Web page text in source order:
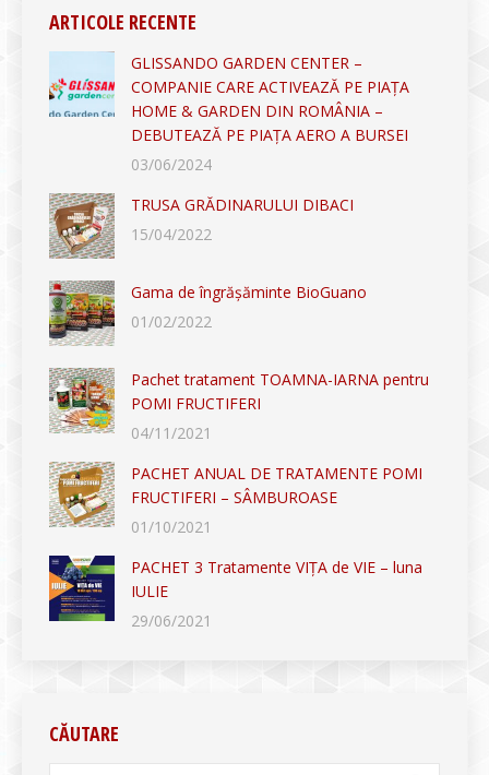
ARTICOLE RECENTE
GLISSANDO GARDEN CENTER –
COMPANIE CARE ACTIVEAZĂ PE PIAȚA
HOME & GARDEN DIN ROMÂNIA –
DEBUTEAZĂ PE PIAȚA AERO A BURSEI
03/06/2024
TRUSA GRĂDINARULUI DIBACI
15/04/2022
Gama de îngrășăminte BioGuano
01/02/2022
Pachet tratament TOAMNA-IARNA pentru
POMI FRUCTIFERI
04/11/2021
PACHET ANUAL DE TRATAMENTE POMI
FRUCTIFERI – SÂMBUROASE
01/10/2021
PACHET 3 Tratamente VIȚA de VIE – luna
IULIE
29/06/2021
CĂUTARE